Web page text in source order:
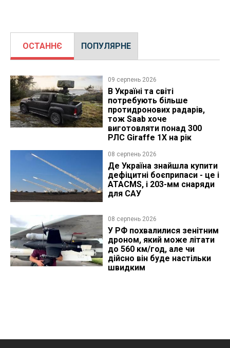
ОСТАННЄ ПОПУЛЯРНЕ
09 серпень 2026
В Україні та світі
потребують більше
протидронових радарів,
тож Saab хоче
виготовляти понад 300
РЛС Giraffe 1X на рік
08 серпень 2026
Де Україна знайшла купити
дефіцитні боєприпаси - це і
ATACMS, і 203-мм снаряди
для САУ
08 серпень 2026
У РФ похвалилися зенітним
дроном, який може літати
до 560 км/год, але чи
дійсно він буде настільки
швидким